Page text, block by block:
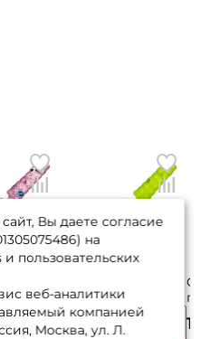
Trigger
15шт.
приманка Trigger
Baits Javastick
30мм. №026 15шт.
130 ₽
Вы даете согласие
на
пользовательских
веб-аналитики
компанией
Москва, ул. Л.